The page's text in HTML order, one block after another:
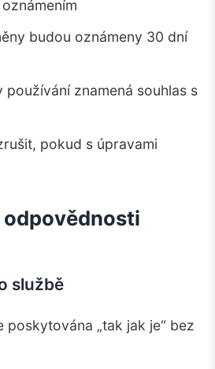
budou oznámeny 30 dní
používání znamená souhlas s
pokud s úpravami
odpovědnosti
službě
poskytována „tak jak je“ bez